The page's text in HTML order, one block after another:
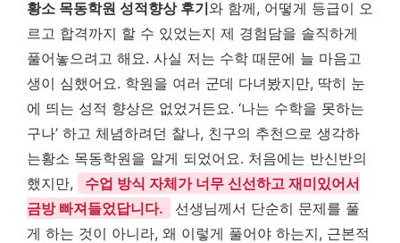
황소 목동학원 성적향상 후기와 함께, 어떻게 등급이 오
르고 합격까지 할 수 있었는지 제 경험담을 솔직하게
풀어놓으려고 해요. 사실 저는 수학 때문에 늘 마음고
생이 심했어요. 학원을 여러 군데 다녀봤지만, 딱히 눈
에 띄는 성적 향상은 없었거든요. ‘나는 수학을 못하는
구나’ 하고 체념하려던 찰나, 친구의 추천으로 생각하
는황소 목동학원을 알게 되었어요. 처음에는 반신반의
했지만,
수업 방식 자체가 너무 신선하고 재미있어서
금방 빠져들었답니다.
선생님께서 단순히 문제를 풀
게 하는 것이 아니라, 왜 이렇게 풀어야 하는지, 근본적